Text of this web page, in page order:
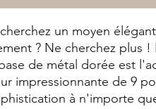
un moyen
? Ne cherchez plus
de métal dorée est
impressionnante de 9
à n'importe